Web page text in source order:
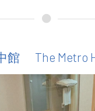
館 The Metro